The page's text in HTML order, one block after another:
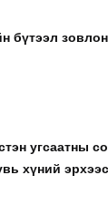
бүтээл
угсаатны
хүний